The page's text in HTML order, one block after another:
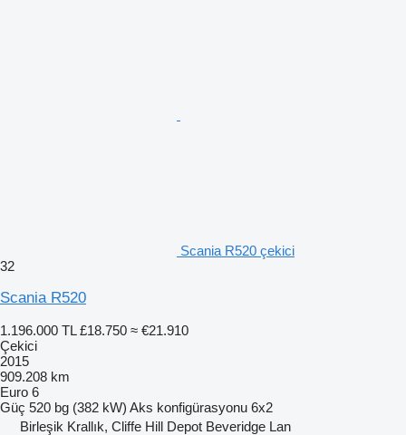
Scania R520 çekici
32
Scania R520
1.196.000 TL £18.750 ≈ €21.910
Çekici
2015
909.208 km
Euro 6
Güç 520 bg (382 kW) Aks konfigürasyonu 6x2
Birleşik Krallık, Cliffe Hill Depot Beveridge Lan